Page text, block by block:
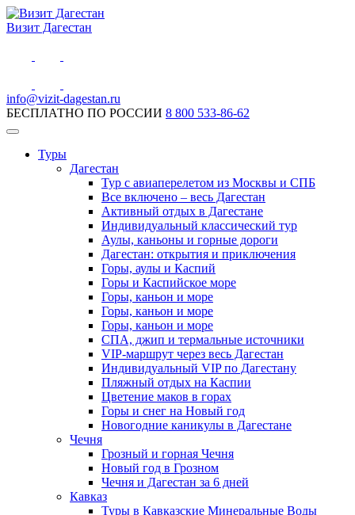
Визит Дагестан
info@vizit-dagestan.ru
БЕСПЛАТНО ПО РОССИИ 8 800 533-86-62
Туры
Дагестан
Тур с авиаперелетом из Москвы и СПБ
Все включено – весь Дагестан
Активный отдых в Дагестане
Индивидуальный классический тур
Аулы, каньоны и горные дороги
Дагестан: открытия и приключения
Горы, аулы и Каспий
Горы и Каспийское море
Горы, каньон и море
Горы, каньон и море
Горы, каньон и море
СПА, джип и термальные источники
VIP-маршрут через весь Дагестан
Индивидуальный VIP по Дагестану
Пляжный отдых на Каспии
Цветение маков в горах
Горы и снег на Новый год
Новогодние каникулы в Дагестане
Чечня
Грозный и горная Чечня
Новый год в Грозном
Чечня и Дагестан за 6 дней
Кавказ
Туры в Кавказские Минеральные Воды